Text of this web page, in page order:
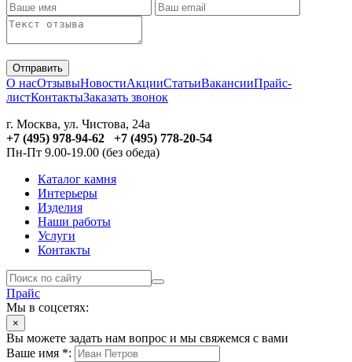
Отправить
О насОтзывыНовостиАкцииСтатьиВакансииПрайс-
листКонтактыЗаказать звонок
г. Москва, ул. Чистова, 24а
+7 (495) 978-94-62 +7 (495) 778-20-54
Пн-Пт 9.00-19.00 (без обеда)
Каталог камня
Интерьеры
Изделия
Наши работы
Услуги
Контакты
Прайс
Мы в соцсетях:
×
Вы можете задать нам вопрос и мы свяжемся с вами
Ваше имя *: